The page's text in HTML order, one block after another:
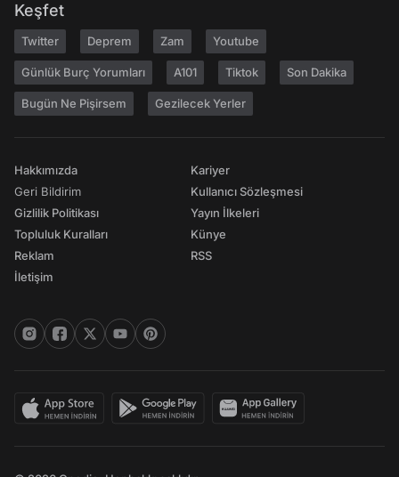
Keşfet
Twitter Deprem Zam Youtube
Günlük Burç Yorumları A101 Tiktok Son Dakika
Bugün Ne Pişirsem Gezilecek Yerler
Hakkımızda
Geri Bildirim
Gizlilik Politikası
Topluluk Kuralları
Reklam
İletişim
Kariyer
Kullanıcı Sözleşmesi
Yayın İlkeleri
Künye
RSS